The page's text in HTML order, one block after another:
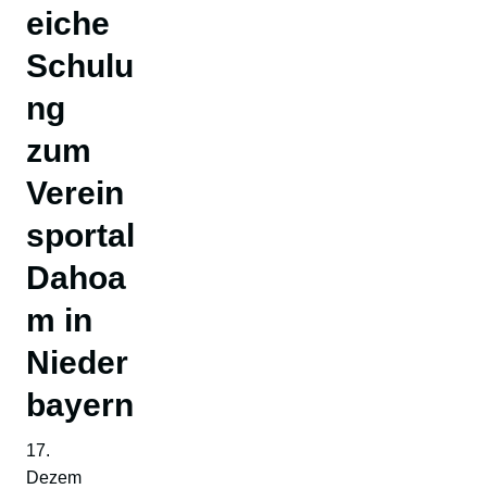
eiche
Schulu
ng
zum
Verein
sportal
Dahoa
m in
Nieder
bayern
17.
Dezem